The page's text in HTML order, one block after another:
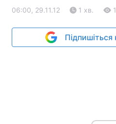
06:00, 29.11.12 1 хв. 1
Підпишіться